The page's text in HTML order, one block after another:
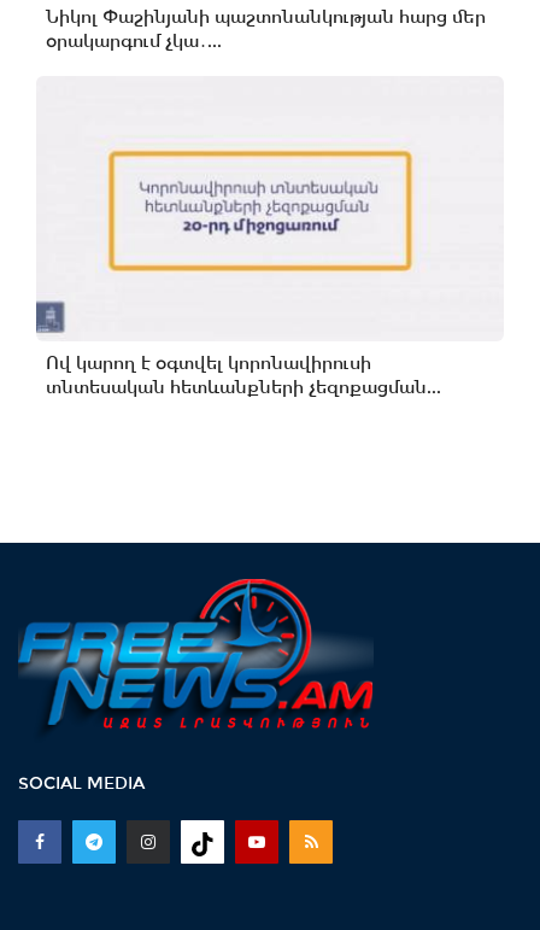
Նիկոլ Փաշինյանի պաշտոնանկության հարց մեր
օրակարգում չկա․...
Ով կարող է օգտվել կորոնավիրուսի
տնտեսական հետևանքների չեզոքացման...
SOCIAL MEDIA